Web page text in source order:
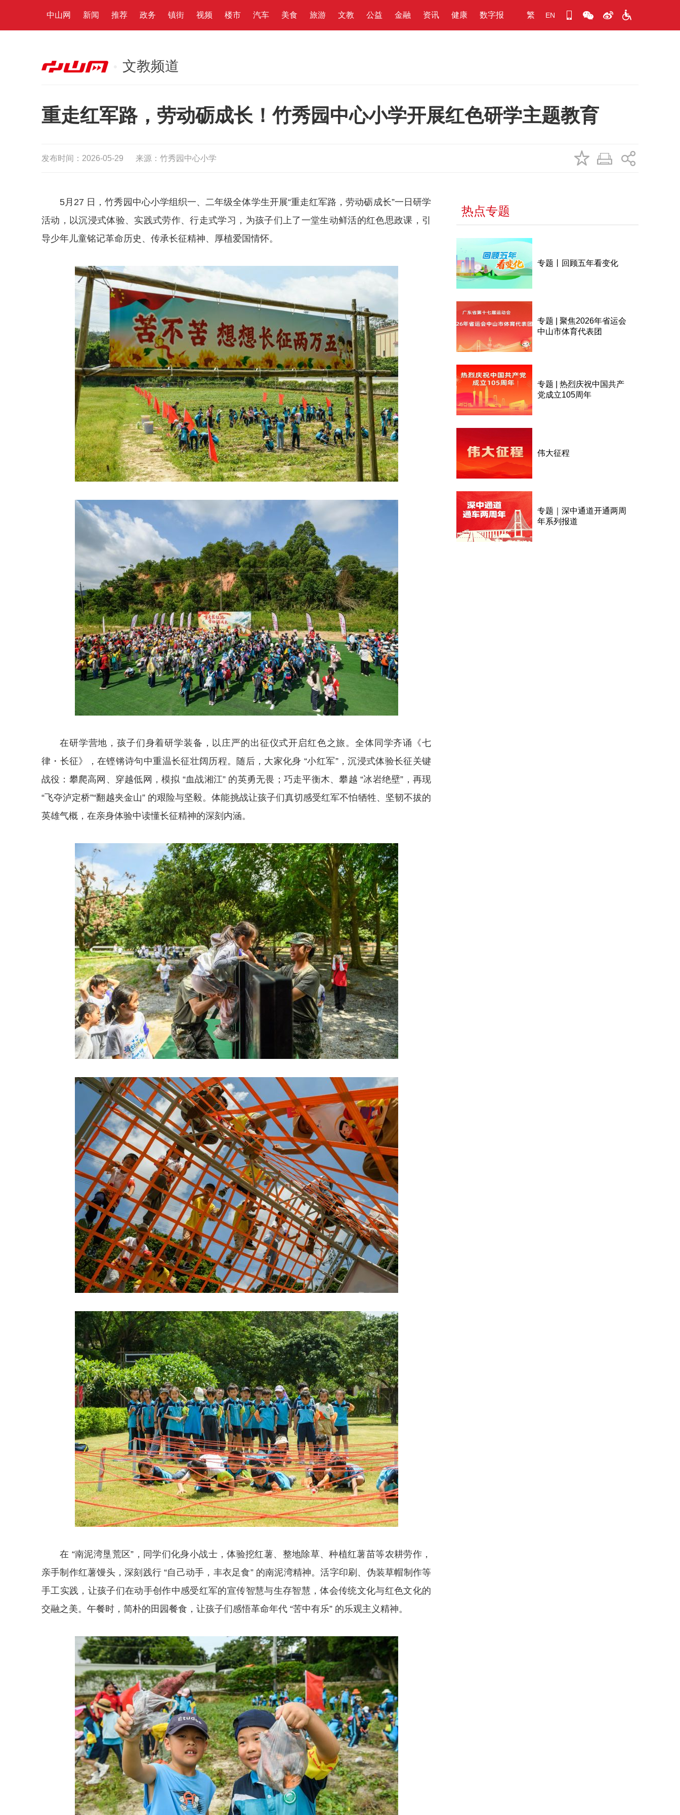
中山网 新闻 推荐 政务 镇街 视频 楼市 汽车 美食 旅游 文教 公益 金融 资讯 健康 数字报 繁 EN
文教频道
重走红军路，劳动砺成长！竹秀园中心小学开展红色研学主题教育
发布时间：2026-05-29 来源：竹秀园中心小学
5月27 日，竹秀园中心小学组织一、二年级全体学生开展“重走红军路，劳动砺成长”一日研学
活动，以沉浸式体验、实践式劳作、行走式学习，为孩子们上了一堂生动鲜活的红色思政课，引
导少年儿童铭记革命历史、传承长征精神、厚植爱国情怀。
在研学营地，孩子们身着研学装备，以庄严的出征仪式开启红色之旅。全体同学齐诵《七
律・长征》，在铿锵诗句中重温长征壮阔历程。随后，大家化身 “小红军”，沉浸式体验长征关键
战役：攀爬高网、穿越低网，模拟 “血战湘江” 的英勇无畏；巧走平衡木、攀越 “冰岩绝壁”，再现
“飞夺泸定桥”“翻越夹金山” 的艰险与坚毅。体能挑战让孩子们真切感受红军不怕牺牲、坚韧不拔的
英雄气概，在亲身体验中读懂长征精神的深刻内涵。
在 “南泥湾垦荒区”，同学们化身小战士，体验挖红薯、整地除草、种植红薯苗等农耕劳作，
亲手制作红薯馒头，深刻践行 “自己动手，丰衣足食” 的南泥湾精神。活字印刷、伪装草帽制作等
手工实践，让孩子们在动手创作中感受红军的宣传智慧与生存智慧，体会传统文化与红色文化的
交融之美。午餐时，简朴的田园餐食，让孩子们感悟革命年代 “苦中有乐” 的乐观主义精神。
热点专题
专题丨回顾五年看变化
专题 | 聚焦2026年省运会
中山市体育代表团
专题 | 热烈庆祝中国共产
党成立105周年
伟大征程
专题｜深中通道开通两周
年系列报道